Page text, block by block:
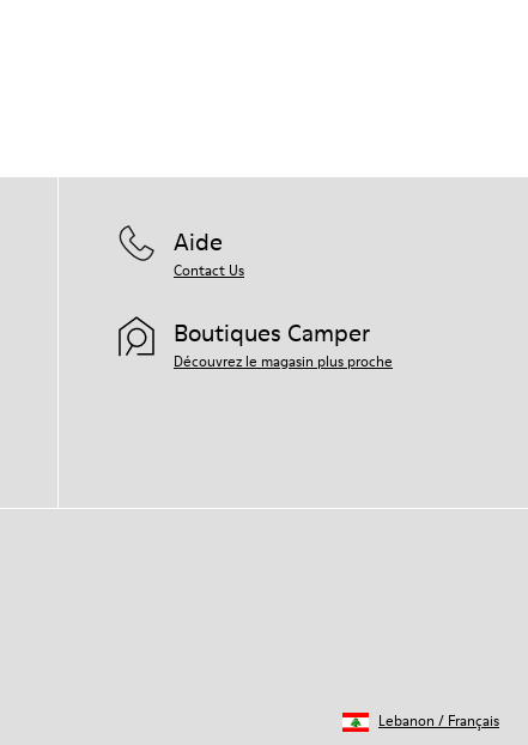
Aide
Contact Us
Boutiques Camper
Découvrez le magasin plus proche
Lebanon / Français